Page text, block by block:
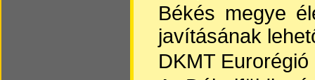
Békés megye
javításának
DKMT